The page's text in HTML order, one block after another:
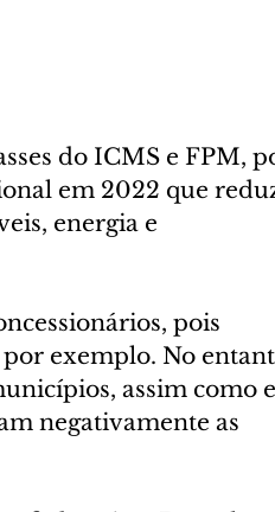
do ICMS e FPM,
em 2022 que
energia e
pois
exemplo. No
assim como
negativamente as